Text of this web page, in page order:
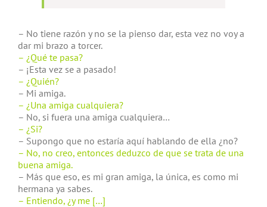
– No tiene razón y no se la pienso dar, esta vez no voy a
dar mi brazo a torcer.
– ¿Qué te pasa?
– ¡Esta vez se a pasado!
– ¿Quién?
– Mi amiga.
– ¿Una amiga cualquiera?
– No, si fuera una amiga cualquiera…
– ¿Si?
– Supongo que no estaría aquí hablando de ella ¿no?
– No, no creo, entonces deduzco de que se trata de una
buena amiga.
– Más que eso, es mi gran amiga, la única, es como mi
hermana ya sabes.
– Entiendo, ¿y me […]